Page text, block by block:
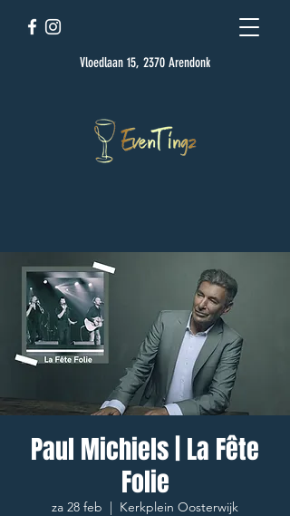
Vloedlaan 15, 2370 Arendonk
Paul Michiels | La Fête
Folie
za 28 feb
  |
Kerkplein Oosterwijk